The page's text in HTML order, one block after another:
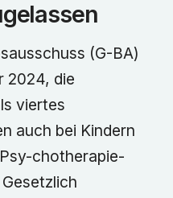
(G-BA)
2024, die
viertes
auch bei Kindern
chotherapie-